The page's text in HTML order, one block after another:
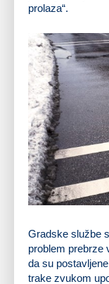
prolaza“.
Gradske službe
problem prebrze
da su
trake zvukom